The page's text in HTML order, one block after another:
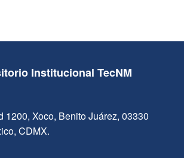
Institucional TecNM
1200, Xoco, Benito Juárez, 03330
CDMX.